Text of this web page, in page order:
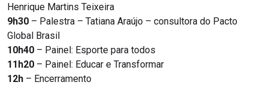
Henrique Martins Teixeira
9h30 – Palestra – Tatiana Araújo – consultora do Pacto
Global Brasil
10h40 – Painel: Esporte para todos
11h20 – Painel: Educar e Transformar
12h – Encerramento